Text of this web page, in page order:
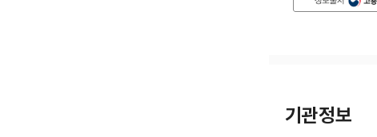
기관정보